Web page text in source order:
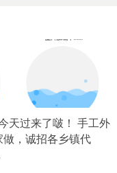
天过来了啵！ 手工外
，诚招各乡镇代